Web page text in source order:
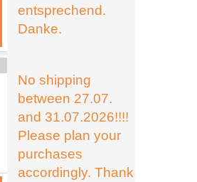
entsprechend.
Danke.
No shipping
between 27.07.
and 31.07.2026!!!!
Please plan your
purchases
accordingly. Thank